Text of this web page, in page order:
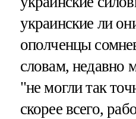
украинские ли
ополченцы
словам, недавно
"не могли так
скорее всего,